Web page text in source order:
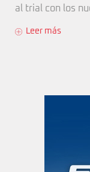
al trial con los
Leer más